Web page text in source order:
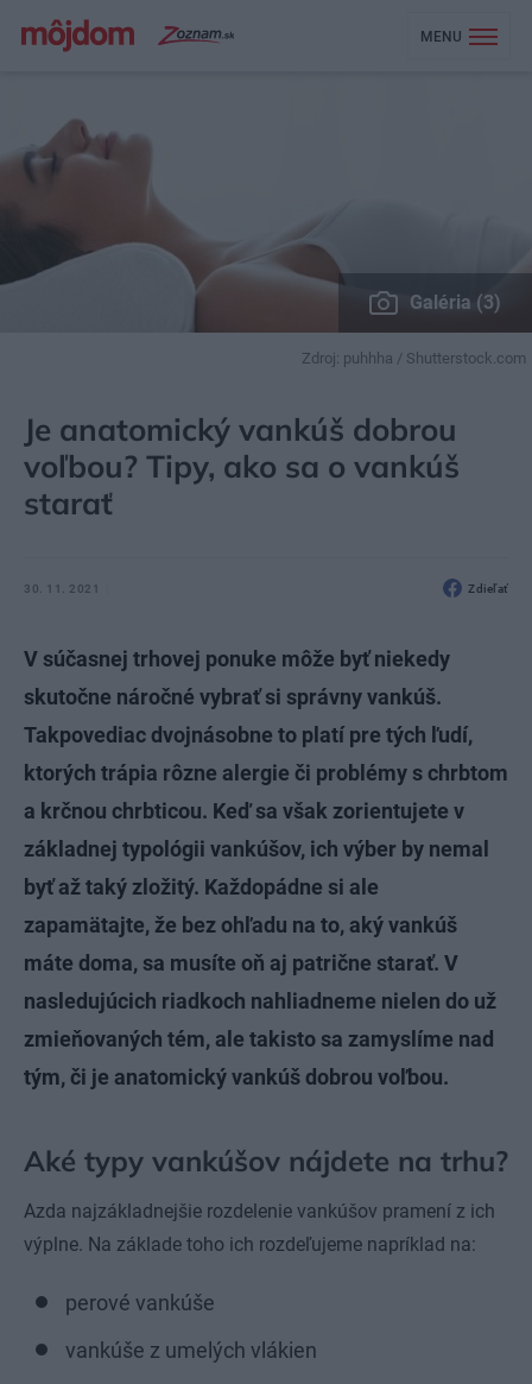
MENU
Galéria (3)
Zdroj: puhhha / Shutterstock.com
Je anatomický vankúš dobrou
voľbou? Tipy, ako sa o vankúš
starať
30. 11. 2021 Zdieľať
V súčasnej trhovej ponuke môže byť niekedy
skutočne náročné vybrať si správny vankúš.
Takpovediac dvojnásobne to platí pre tých ľudí,
ktorých trápia rôzne alergie či problémy s chrbtom
a krčnou chrbticou. Keď sa však zorientujete v
základnej typológii vankúšov, ich výber by nemal
byť až taký zložitý. Každopádne si ale
zapamätajte, že bez ohľadu na to, aký vankúš
máte doma, sa musíte oň aj patrične starať. V
nasledujúcich riadkoch nahliadneme nielen do už
zmieňovaných tém, ale takisto sa zamyslíme nad
tým, či je anatomický vankúš dobrou voľbou.
Aké typy vankúšov nájdete na trhu?
Azda najzákladnejšie rozdelenie vankúšov pramení z ich
výplne. Na základe toho ich rozdeľujeme napríklad na:
perové vankúše
vankúše z umelých vlákien